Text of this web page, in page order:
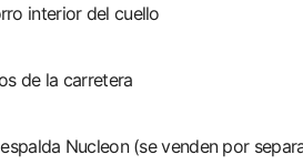
interior del cuello
de la carretera
Nucleon (se venden por